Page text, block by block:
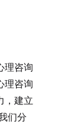
理咨询
理咨询
，建立
们分